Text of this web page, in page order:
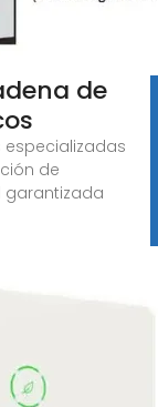
de
especializadas
de
garantizada